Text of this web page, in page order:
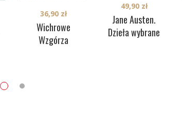
Wichrowe
Wzgórza
36,90 zł
Jane Austen.
Dzieła wybrane
49,90 zł